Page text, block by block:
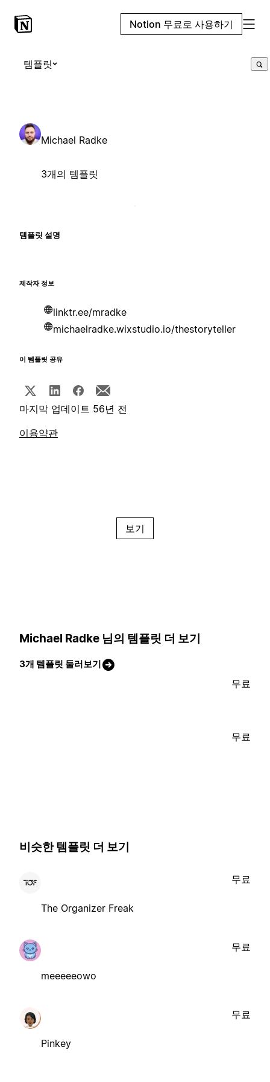
Notion 무료로 사용하기
템플릿
Michael Radke
3개의 템플릿
템플릿 설명
제작자 정보
linktr.ee/mradke
michaelradke.wixstudio.io/thestoryteller
이 템플릿 공유
마지막 업데이트 56년 전
이용약관
보기
Michael Radke 님의 템플릿 더 보기
3개 템플릿 둘러보기
무료
무료
비슷한 템플릿 더 보기
The Organizer Freak
무료
meeeeeowo
무료
Pinkey
무료